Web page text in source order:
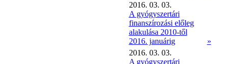
2016. 03. 03.
A gyógyszertári
finanszírozási előleg
alakulása 2010-től
2016. januárig
»
2016. 03. 03.
A gyógyszertári